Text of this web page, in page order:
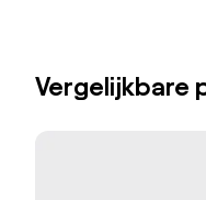
Vergelijkbare